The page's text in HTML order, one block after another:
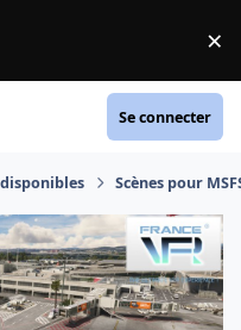
×
Se connecter
disponibles Scènes pour